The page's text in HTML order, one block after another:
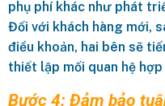
phụ phí khác như phát
Đối với khách hàng mới,
điều khoản, hai bên sẽ
thiết lập mối quan hệ
Bước 4: Đảm bảo